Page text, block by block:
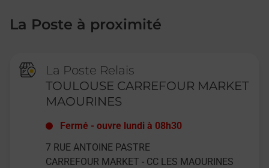
La Poste à proximité
La Poste Relais
TOULOUSE CARREFOUR MARKET
MAOURINES
Fermé -ouvre lundi à 08h30
7 RUE ANTOINE PASTRE
CARREFOUR MARKET - CC LES MAOURINES